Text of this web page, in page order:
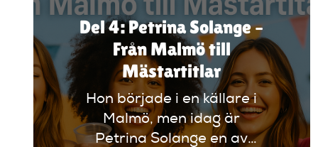
och framtidens komiker.
Det här är berättelsen
om Marcus Johansson –
från Oslipat till
manusmästare.
Del 4: Petrina Solange –
Från Malmö till
Mästartitlar
Hon började i en källare i
Malmö, men idag är
Petrina Solange en av